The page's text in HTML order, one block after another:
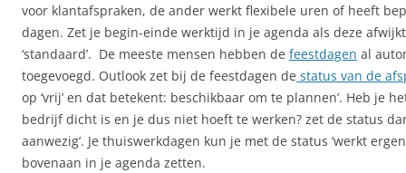
voor klantafspraken, de ander werkt flexibele uren of heeft
dagen. Zet je begin-einde werktijd in je agenda als deze
‘standaard’. De meeste mensen hebben de feestdagen al
toegevoegd. Outlook zet bij de feestdagen de status van de
op ‘vrij’ en dat betekent: beschikbaar om te plannen’. Heb je
bedrijf dicht is en je dus niet hoeft te werken? zet de status
aanwezig’. Je thuiswerkdagen kun je met de status ‘werkt
bovenaan in je agenda zetten.